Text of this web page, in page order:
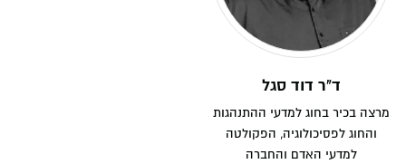
ד"ר דוד סגל
מרצה בכיר בחוג למדעי ההתנהגות
והחוג לפסיכולוגיה, הפקולטה
למדעי האדם והחברה